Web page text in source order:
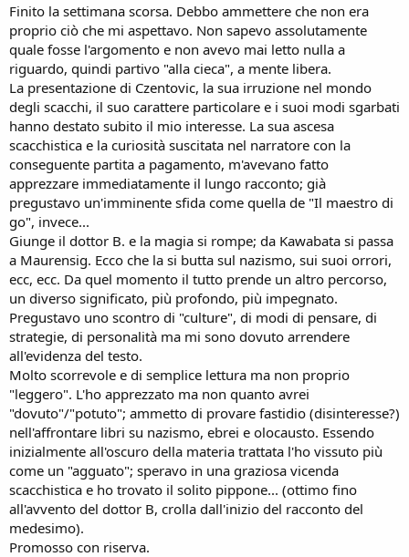
Finito la settimana scorsa. Debbo ammettere che non era
proprio ciò che mi aspettavo. Non sapevo assolutamente
quale fosse l'argomento e non avevo mai letto nulla a
riguardo, quindi partivo "alla cieca", a mente libera.
La presentazione di Czentovic, la sua irruzione nel mondo
degli scacchi, il suo carattere particolare e i suoi modi sgarbati
hanno destato subito il mio interesse. La sua ascesa
scacchistica e la curiosità suscitata nel narratore con la
conseguente partita a pagamento, m'avevano fatto
apprezzare immediatamente il lungo racconto; già
pregustavo un'imminente sfida come quella de "Il maestro di
go", invece...
Giunge il dottor B. e la magia si rompe; da Kawabata si passa
a Maurensig. Ecco che la si butta sul nazismo, sui suoi orrori,
ecc, ecc. Da quel momento il tutto prende un altro percorso,
un diverso significato, più profondo, più impegnato.
Pregustavo uno scontro di "culture", di modi di pensare, di
strategie, di personalità ma mi sono dovuto arrendere
all'evidenza del testo.
Molto scorrevole e di semplice lettura ma non proprio
"leggero". L'ho apprezzato ma non quanto avrei
"dovuto"/"potuto"; ammetto di provare fastidio (disinteresse?)
nell'affrontare libri su nazismo, ebrei e olocausto. Essendo
inizialmente all'oscuro della materia trattata l'ho vissuto più
come un "agguato"; speravo in una graziosa vicenda
scacchistica e ho trovato il solito pippone... (ottimo fino
all'avvento del dottor B, crolla dall'inizio del racconto del
medesimo).
Promosso con riserva.